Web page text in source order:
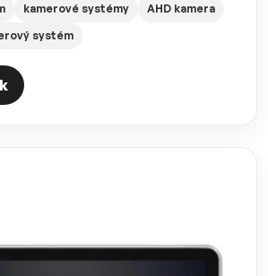
kamerové systémy
AHD kamera
systém